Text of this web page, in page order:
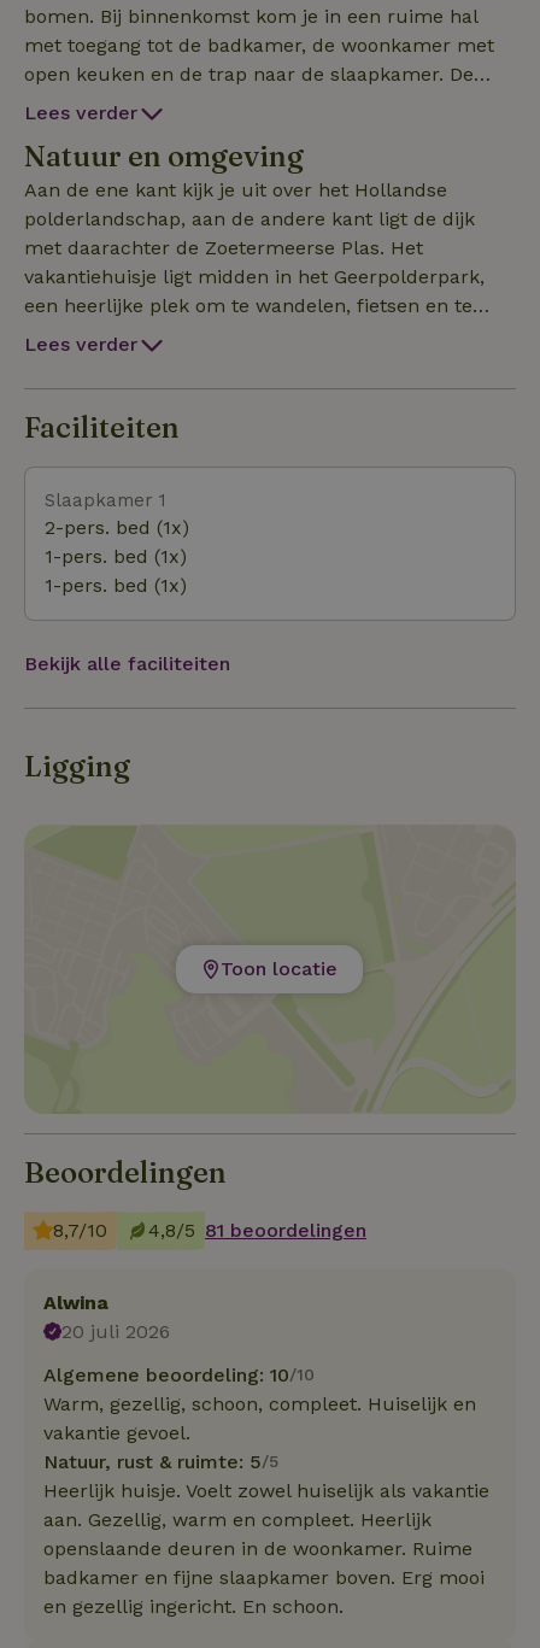
bomen. Bij binnenkomst kom je in een ruime hal
met toegang tot de badkamer, de woonkamer met
open keuken en de trap naar de slaapkamer. De
woonkamer is ingericht met een comfortabele bank,
openslaande deuren kom je op het terras met
tuinmeubilair en een vuurkorf. De keuken is
voorzien van een kookplaat, oven, vaatwasser en
kookgerei en servies. Op de ruime slaapkamer staan
één tweepersoonsbed, twee eenpersoonsbedden en
een peutercampingbedje op aanvraag (zonder
bedlinnen). De badkamer beschikt over een toilet,
toiletartikelen dien je zelf mee te nemen, deze zijn
niet aanwezig. Tijdens je verblijf ben je van harte
restaurant, Landwinkel en activiteiten.
Lees verder
Natuur en omgeving
Aan de ene kant kijk je uit over het Hollandse
polderlandschap, aan de andere kant ligt de dijk
met daarachter de Zoetermeerse Plas. Het
vakantiehuisje ligt midden in het Geerpolderpark,
een heerlijke plek om te wandelen, fietsen en te
genieten van de natuur. Op loopafstand vind je
jong en oud, een wildplukpad en zwemsteigers voor
een verfrissende duik in de sloot. Boerderij 't Geertje
met terras en roeiboot- en kanoverhuur. Ook
worden er regelmatig leuke activiteiten
georganiseerd voor jong en oud. Toe aan een dagje
stad? Zoetermeer en Leiden zijn eenvoudig per fiets
bereikbaar. Den Haag en Delft liggen op ongeveer 30
minuten rijden. In de omgeving zijn daarnaast
diverse restaurants en snackbars te vinden.
Lees verder
Faciliteiten
Slaapkamer 1
2-pers. bed (1x)
1-pers. bed (1x)
1-pers. bed (1x)
Bekijk alle faciliteiten
Ligging
Toon locatie
Beoordelingen
8,7/10 4,8/5 81 beoordelingen
Alwina
20 juli 2026
Algemene beoordeling: 10/10
Warm, gezellig, schoon, compleet. Huiselijk en
vakantie gevoel.
Natuur, rust & ruimte: 5/5
Heerlijk huisje. Voelt zowel huiselijk als vakantie
aan. Gezellig, warm en compleet. Heerlijk
openslaande deuren in de woonkamer. Ruime
badkamer en fijne slaapkamer boven. Erg mooi
en gezellig ingericht. En schoon.